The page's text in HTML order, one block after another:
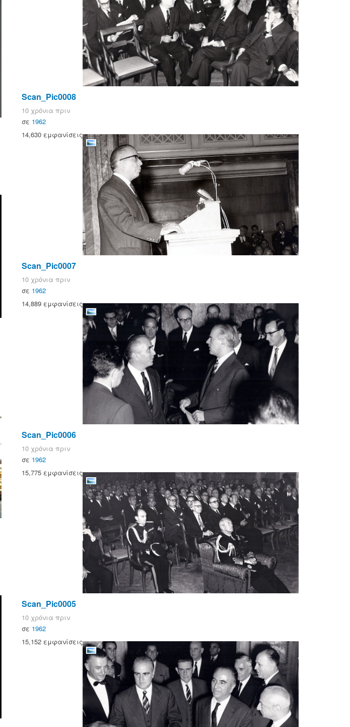
Scan_Pic0008
10 χρόνια πριν
σε 1962
14,630 εμφανίσεις
Scan_Pic0007
10 χρόνια πριν
σε 1962
14,889 εμφανίσεις
Scan_Pic0006
10 χρόνια πριν
σε 1962
15,775 εμφανίσεις
Scan_Pic0005
10 χρόνια πριν
σε 1962
15,152 εμφανίσεις